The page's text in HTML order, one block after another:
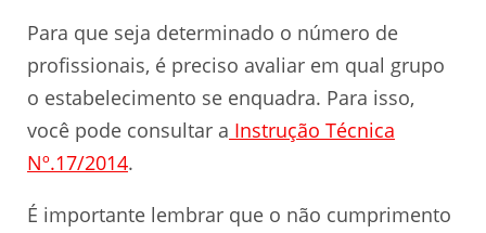
Para que seja determinado o número de
profissionais, é preciso avaliar em qual grupo
o estabelecimento se enquadra. Para isso,
você pode consultar a Instrução Técnica
Nº.17/2014.
É importante lembrar que o não cumprimento